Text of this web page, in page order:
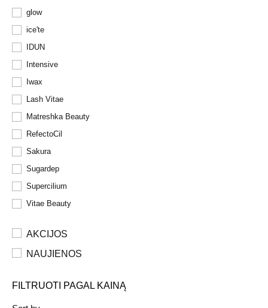
glow
ice'te
IDUN
Intensive
Iwax
Lash Vitae
Matreshka Beauty
RefectoCil
Sakura
Sugardep
Supercilium
Vitae Beauty
AKCIJOS
NAUJIENOS
FILTRUOTI PAGAL KAINĄ